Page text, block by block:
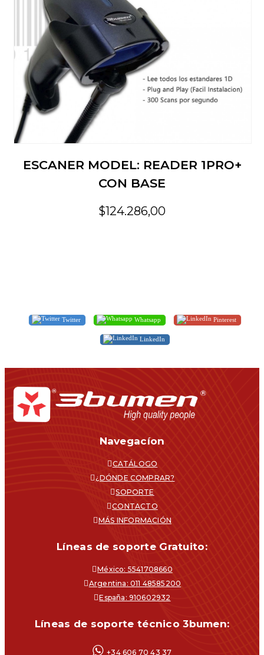
ESCANER MODEL: READER 1PRO+
CON BASE
$124.286,00
Twitter Whatsapp Pinterest
LinkedIn
Navegacíon
CATÁLOGO
¿DÓNDE COMPRAR?
SOPORTE
CONTACTO
MÁS INFORMACIÓN
Líneas de soporte Gratuito:
México: 5541708660
Argentina: 011 48585200
España: 910602932
Líneas de soporte técnico 3bumen:
+34 606 70 43 37